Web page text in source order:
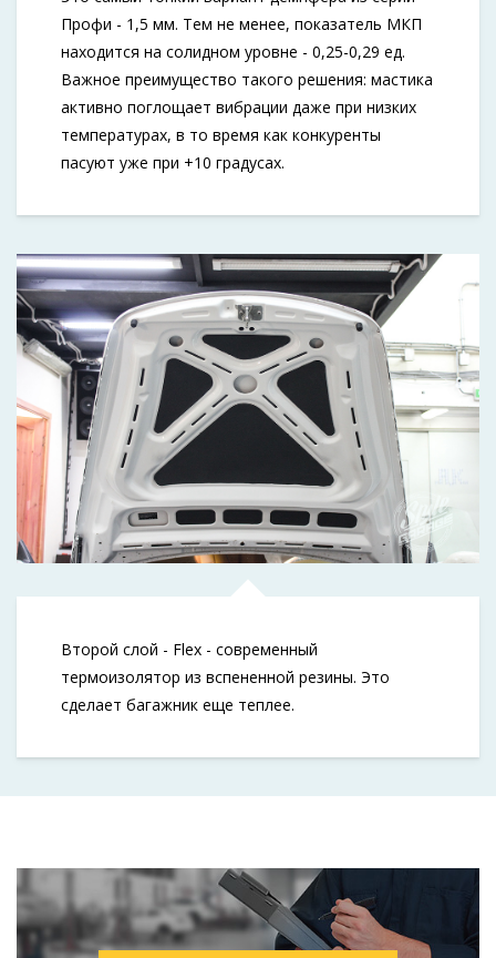
Профи - 1,5 мм. Тем не менее, показатель МКП
находится на солидном уровне - 0,25-0,29 ед.
Важное преимущество такого решения: мастика
активно поглощает вибрации даже при низких
температурах, в то время как конкуренты
пасуют уже при +10 градусах.
Второй слой - Flex - современный
термоизолятор из вспененной резины. Это
сделает багажник еще теплее.